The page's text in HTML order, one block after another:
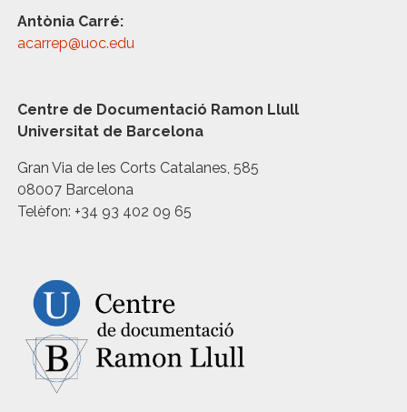
Antònia Carré:
acarrep@uoc.edu
Centre de Documentació Ramon Llull
Universitat de Barcelona
Gran Via de les Corts Catalanes, 585
08007 Barcelona
Telèfon: +34 93 402 09 65